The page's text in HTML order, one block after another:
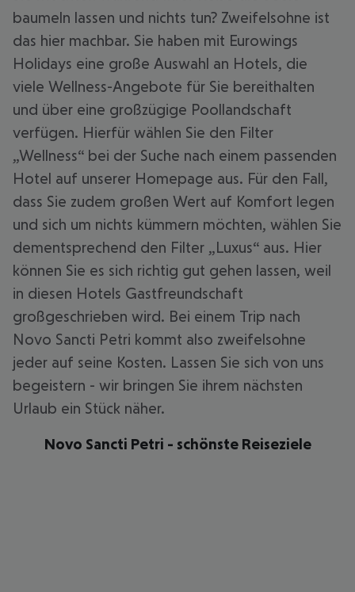
baumeln lassen und nichts tun? Zweifelsohne ist
das hier machbar. Sie haben mit Eurowings
Holidays eine große Auswahl an Hotels, die
viele Wellness-Angebote für Sie bereithalten
und über eine großzügige Poollandschaft
verfügen. Hierfür wählen Sie den Filter
„Wellness“ bei der Suche nach einem passenden
Hotel auf unserer Homepage aus. Für den Fall,
dass Sie zudem großen Wert auf Komfort legen
und sich um nichts kümmern möchten, wählen Sie
dementsprechend den Filter „Luxus“ aus. Hier
können Sie es sich richtig gut gehen lassen, weil
in diesen Hotels Gastfreundschaft
großgeschrieben wird. Bei einem Trip nach
Novo Sancti Petri kommt also zweifelsohne
jeder auf seine Kosten. Lassen Sie sich von uns
begeistern - wir bringen Sie ihrem nächsten
Urlaub ein Stück näher.
Novo Sancti Petri - schönste Reiseziele